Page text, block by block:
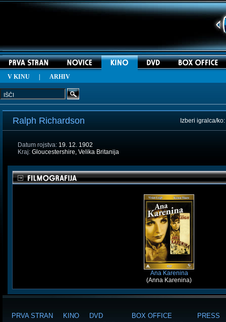
V KINU ARHIV
Ralph Richardson Izberi igralca/ko:
Datum rojstva: 19. 12. 1902
Kraj: Gloucestershire, Velika Britanija
Ana Karenina
(Anna Karenina)
PRVA STRAN
KINO DVD BOX OFFICE
PRESS